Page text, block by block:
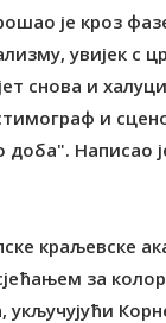
је кроз
увијек с
снова и
и
Написао
краљевске
за